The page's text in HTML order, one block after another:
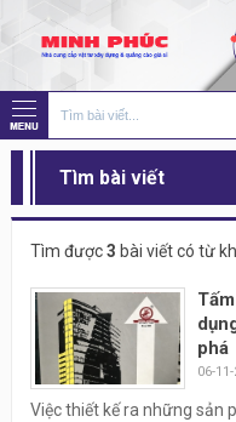
Tìm bài viết
Tìm được3 bài viết có từ
phá
06-
Việc thiết kế ra những sản